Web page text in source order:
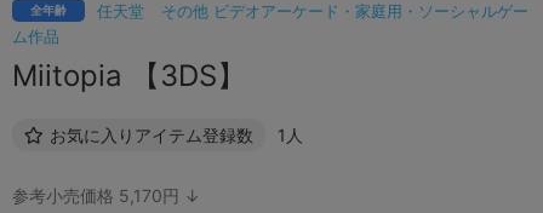
任天堂
その他 ビデオアーケード・家庭用・ソーシャルゲー
ム作品
全年齢
Miitopia 【3DS】
お気に入りアイテム登録数 1人
参考小売価格 5,170円 ↓